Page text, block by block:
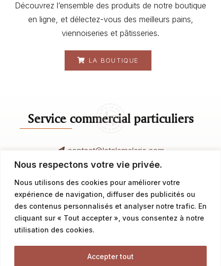
Nous respectons votre vie privée.
Nous utilisons des cookies pour améliorer votre
expérience de navigation, diffuser des publicités ou
des contenus personnalisés et analyser notre trafic. En
cliquant sur « Tout accepter », vous consentez à notre
utilisation des cookies.
Accepter tout
Découvrez l’ensemble des produits de notre boutique
en ligne, et délectez-vous des meilleurs pains,
viennoiseries et pâtisseries.
LA BOUTIQUE
Service commercial particuliers
contact@latalemelerie.com
04 76 43 20 09
Service commercial professionnels
commercial@latalemelerie.com
04 76 43 20 09